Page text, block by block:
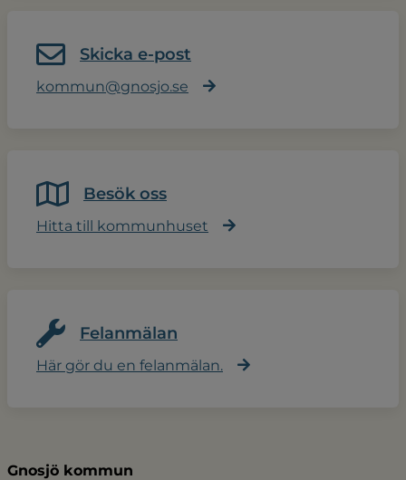
Skicka e-post
kommun@gnosjo.se
Besök oss
Hitta till kommunhuset
Felanmälan
Här gör du en felanmälan.
Gnosjö kommun